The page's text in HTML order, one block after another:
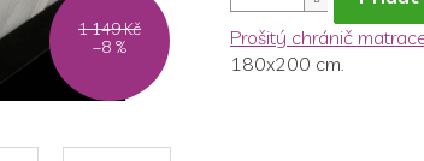
1 149 Kč
–8 %
Prošitý chránič
180x200 cm.